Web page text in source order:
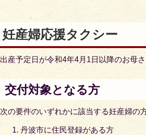
妊産婦応援タクシー
出産予定日が令和4年4月1日以降のお母
交付対象となる方
次の要件のいずれかに該当する妊産婦の
丹波市に住民登録がある方
ラ